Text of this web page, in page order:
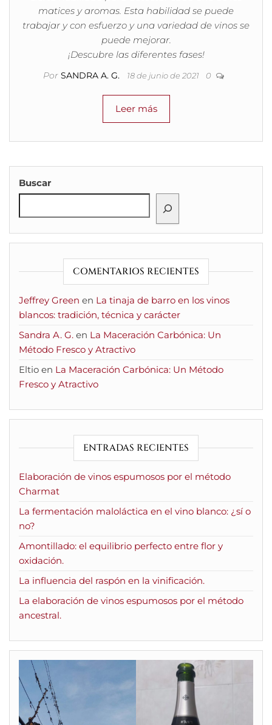
matices y aromas. Esta habilidad se puede
trabajar y con esfuerzo y una variedad de vinos se
puede mejorar.
¡Descubre las diferentes fases!
Por SANDRA A. G. 18 de junio de 2021 0
Leer más
Buscar
COMENTARIOS RECIENTES
Jeffrey Green en La tinaja de barro en los vinos
blancos: tradición, técnica y carácter
Sandra A. G. en La Maceración Carbónica: Un
Método Fresco y Atractivo
Eltio en La Maceración Carbónica: Un Método
Fresco y Atractivo
ENTRADAS RECIENTES
Elaboración de vinos espumosos por el método
Charmat
La fermentación maloláctica en el vino blanco: ¿sí o
no?
Amontillado: el equilibrio perfecto entre flor y
oxidación.
La influencia del raspón en la vinificación.
La elaboración de vinos espumosos por el método
ancestral.